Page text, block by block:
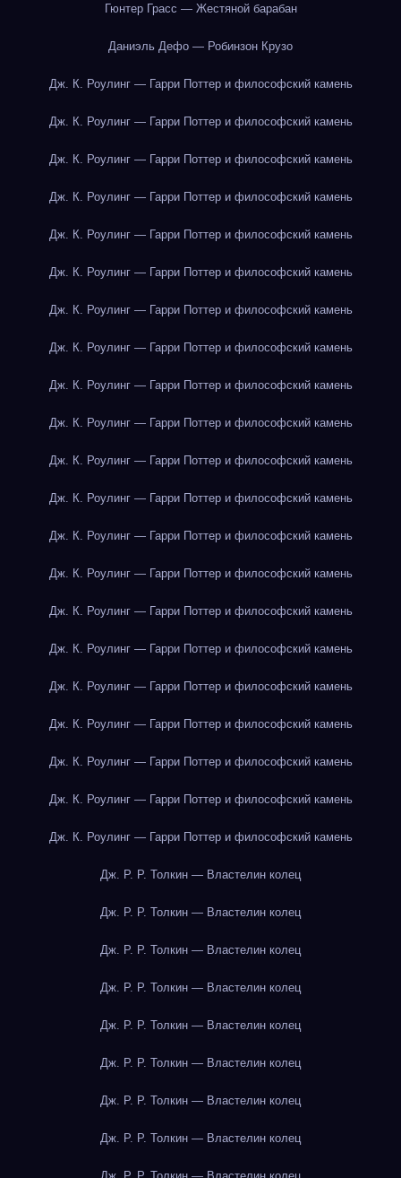
Гюнтер Грасс — Жестяной барабан
Даниэль Дефо — Робинзон Крузо
Дж. К. Роулинг — Гарри Поттер и философский камень
Дж. К. Роулинг — Гарри Поттер и философский камень
Дж. К. Роулинг — Гарри Поттер и философский камень
Дж. К. Роулинг — Гарри Поттер и философский камень
Дж. К. Роулинг — Гарри Поттер и философский камень
Дж. К. Роулинг — Гарри Поттер и философский камень
Дж. К. Роулинг — Гарри Поттер и философский камень
Дж. К. Роулинг — Гарри Поттер и философский камень
Дж. К. Роулинг — Гарри Поттер и философский камень
Дж. К. Роулинг — Гарри Поттер и философский камень
Дж. К. Роулинг — Гарри Поттер и философский камень
Дж. К. Роулинг — Гарри Поттер и философский камень
Дж. К. Роулинг — Гарри Поттер и философский камень
Дж. К. Роулинг — Гарри Поттер и философский камень
Дж. К. Роулинг — Гарри Поттер и философский камень
Дж. К. Роулинг — Гарри Поттер и философский камень
Дж. К. Роулинг — Гарри Поттер и философский камень
Дж. К. Роулинг — Гарри Поттер и философский камень
Дж. К. Роулинг — Гарри Поттер и философский камень
Дж. К. Роулинг — Гарри Поттер и философский камень
Дж. К. Роулинг — Гарри Поттер и философский камень
Дж. Р. Р. Толкин — Властелин колец
Дж. Р. Р. Толкин — Властелин колец
Дж. Р. Р. Толкин — Властелин колец
Дж. Р. Р. Толкин — Властелин колец
Дж. Р. Р. Толкин — Властелин колец
Дж. Р. Р. Толкин — Властелин колец
Дж. Р. Р. Толкин — Властелин колец
Дж. Р. Р. Толкин — Властелин колец